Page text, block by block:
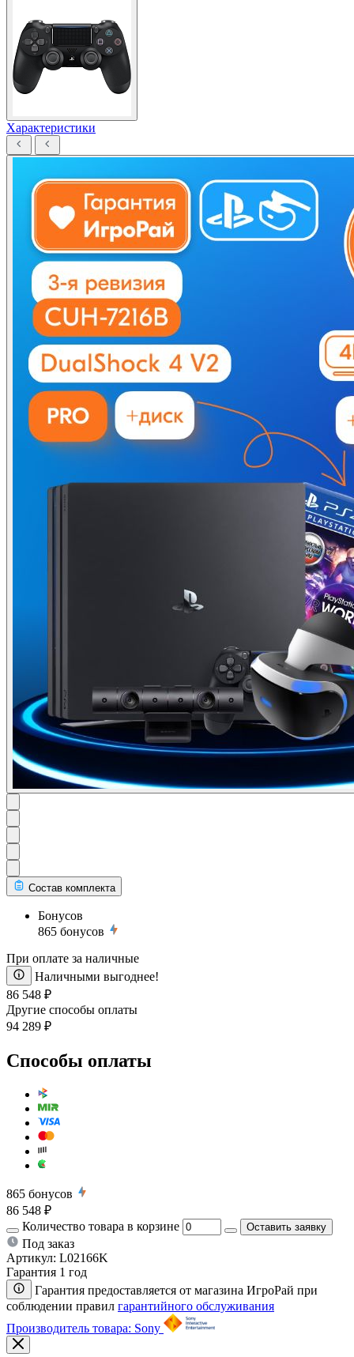
Характеристики
Состав комплекта
Бонусов
865 бонусов
При оплате за наличные
Наличными выгоднее!
86 548 ₽
Другие способы оплаты
94 289 ₽
Способы оплаты
865 бонусов
86 548 ₽
Количество товара в корзине
Оставить заявку
Под заказ
Артикул: L02166K
Гарантия 1 год
Гарантия предоставляется от магазина ИгроРай при
соблюдении правил гарантийного обслуживания
Производитель товара: Sony